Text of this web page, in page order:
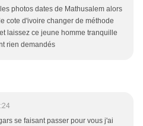
photos dates de Mathusalem alors
cote d'ivoire changer de méthode
laissez ce jeune homme tranquille
rien demandés
se faisant passer pour vous j'ai